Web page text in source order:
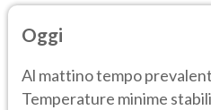
Oggi
Al mattino tempo
Temperature minime